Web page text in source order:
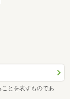
とを表すものであ